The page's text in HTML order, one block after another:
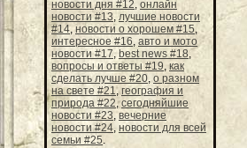
новости дня #12 онлайн
новости #13 лучшие новости
#14, новости о хорошем #15,
интересное #16 авто и мото
новости #17,best news #18 ,
вопросы и ответы #19 как
сделать лучше #20 о разном
на свете #21,география и
природа #22,сегодняйшие
новости #23 ,вечерние
новости #24 новости для всей
семьи #25